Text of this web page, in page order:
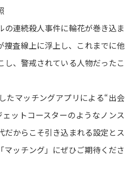
の連続殺人事件に輪花が巻き込ま
捜査線上に浮上し、これまでに他
し、警戒されている人物だったこ
たマッチングアプリによる“出会
ットコースターのようなノンス
だからこそ引き込まれる設定とス
マッチング」にぜひご期待くださ